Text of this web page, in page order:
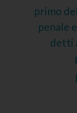
primo
penale
detti